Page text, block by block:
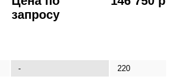
запросу
-
220